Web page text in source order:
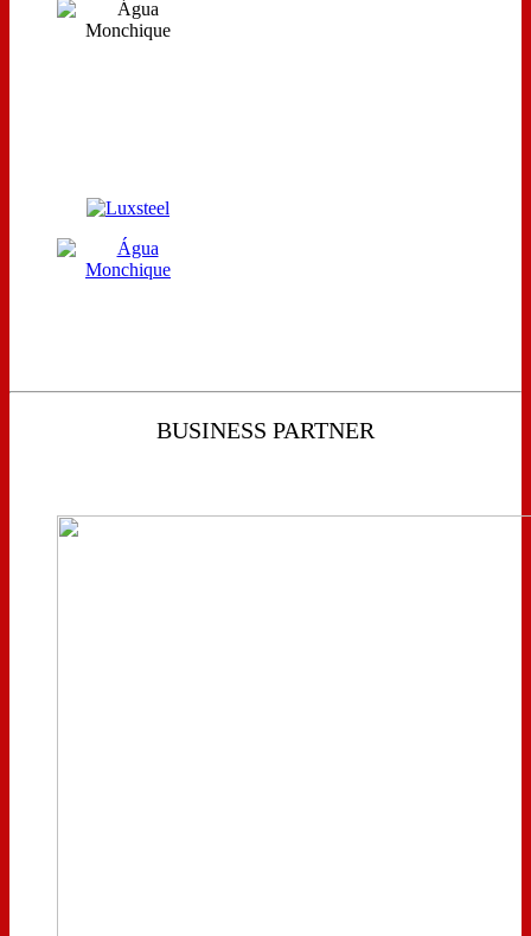
BUSINESS PARTNER